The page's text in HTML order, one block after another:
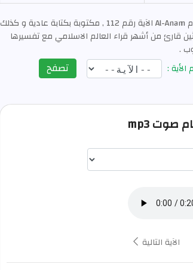
: سورة الأنعام Al-Anam الآية رقم 112 , مكتوبة بكتابة عادية و كذلك
قارئ من أشهر قراء العالم الاسلامي مع تفسيرها
.
الأية : تصفح
الآية
الآية التالية